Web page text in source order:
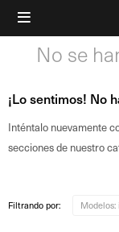

No se
¡Lo sentimos! No
Inténtalo nuevamente
secciones de nuestro
Filtrando por: Modelos: